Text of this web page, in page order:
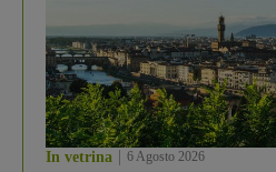
In vetrina 6 Agosto 2026